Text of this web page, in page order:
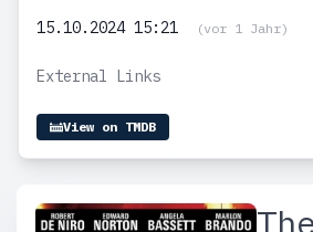
15.10.2024 15:21
(vor 1 Jahr)
External Links
View on TMDB